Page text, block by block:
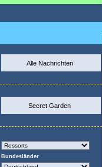
Alle Nachrichten
Secret Garden
Bundesländer